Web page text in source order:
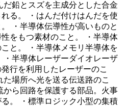
鉛とスズを主成分とした合金
る。 ・はんだ付けはんだを使
・半導体伝導性が高いものと
をもつ素材のこと。 ・半導体
と。 ・半導体メモリ半導体を
半導体レーザーダイオレーザ
行を利用したレーザーのこ
場所へ光を送る伝送路のこ
から回路を保護する部品。火事
。 ・標準ロジック小型の集積